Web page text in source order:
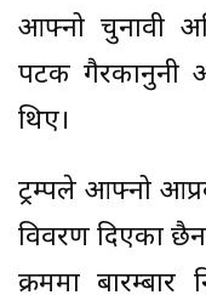
आफ्नो चुनावी
पटक गैरकानुनी
थिए।
ट्रम्पले आफ्नो
विवरण दिएका
क्रममा बारम्बार